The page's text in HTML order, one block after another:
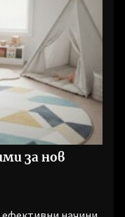
за нов